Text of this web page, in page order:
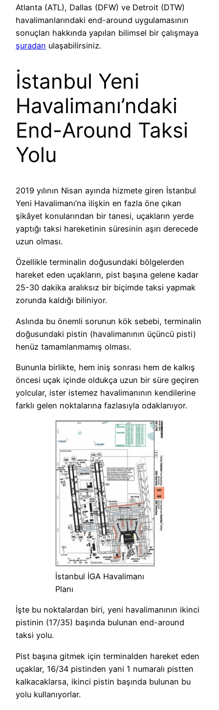
Atlanta (ATL), Dallas (DFW) ve Detroit (DTW)
havalimanlarındaki end-around uygulamasının
sonuçları hakkında yapılan bilimsel bir çalışmaya
şuradan ulaşabilirsiniz.
İstanbul Yeni
Havalimanı’ndaki
End-Around Taksi
Yolu
2019 yılının Nisan ayında hizmete giren İstanbul
Yeni Havalimanı’na ilişkin en fazla öne çıkan
şikâyet konularından bir tanesi, uçakların yerde
yaptığı taksi hareketinin süresinin aşırı derecede
uzun olması.
Özellikle terminalin doğusundaki bölgelerden
hareket eden uçakların, pist başına gelene kadar
25-30 dakika aralıksız bir biçimde taksi yapmak
zorunda kaldığı biliniyor.
Aslında bu önemli sorunun kök sebebi, terminalin
doğusundaki pistin (havalimanının üçüncü pisti)
henüz tamamlanmamış olması.
Bununla birlikte, hem iniş sonrası hem de kalkış
öncesi uçak içinde oldukça uzun bir süre geçiren
yolcular, ister istemez havalimanının kendilerine
farklı gelen noktalarına fazlasıyla odaklanıyor.
İstanbul İGA Havalimanı
Planı
İşte bu noktalardan biri, yeni havalimanının ikinci
pistinin (17/35) başında bulunan end-around
taksi yolu.
Pist başına gitmek için terminalden hareket eden
uçaklar, 16/34 pistinden yani 1 numaralı pistten
kalkacaklarsa, ikinci pistin başında bulunan bu
yolu kullanıyorlar.